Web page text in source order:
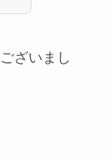
ざいまし